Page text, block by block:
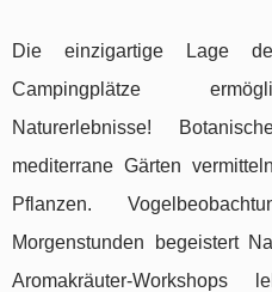
Die einzigartige Lage
Campingplätze
Naturerlebnisse!
mediterrane Gärten
Pflanzen.
Morgenstunden begeistert
Aromakräuter-Workshops